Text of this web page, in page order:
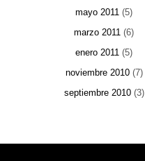
mayo 2011 (5)
marzo 2011 (6)
enero 2011 (5)
noviembre 2010(7)
septiembre 2010(3)